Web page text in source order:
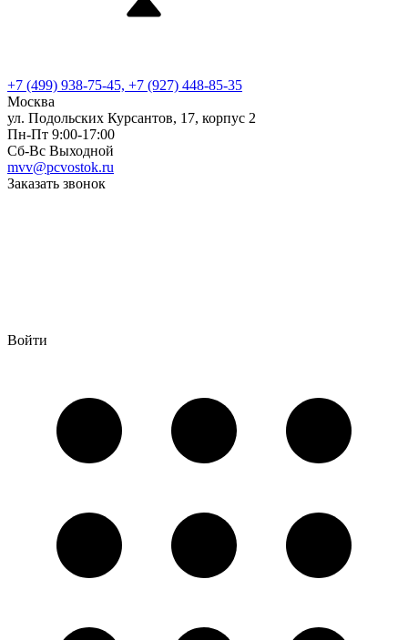
+7 (499) 938-75-45, +7 (927) 448-85-35
Москва
ул. Подольских Курсантов, 17, корпус 2
Пн-Пт 9:00-17:00
Сб-Вс Выходной
mvv@pcvostok.ru
Заказать звонок
Войти